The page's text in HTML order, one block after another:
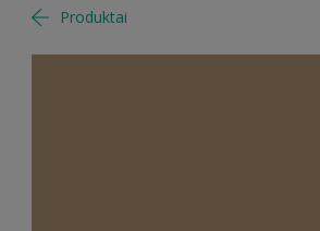
Produktai